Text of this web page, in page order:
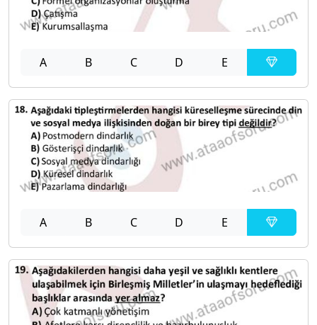
A B C D E
A B C D E